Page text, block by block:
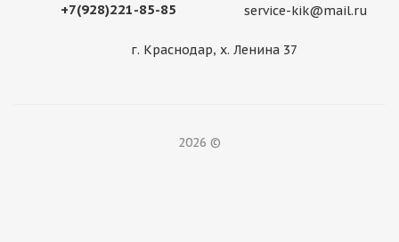
+7(928)221-85-85 service-kik@mail.ru
г. Краснодар, х. Ленина 37
2026 ©